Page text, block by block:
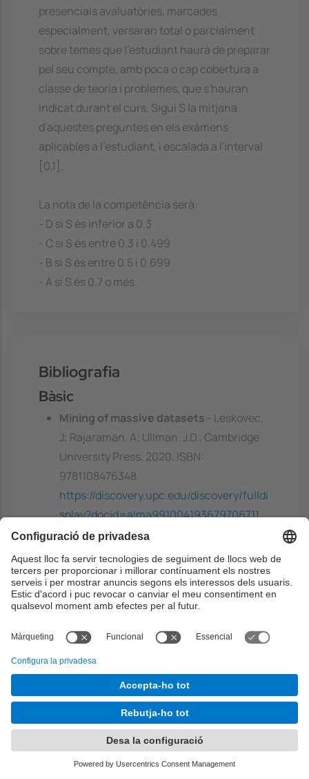
presencials avaluatòries, marcades
especialment, versaran total o parcialment
sobre temes que l'estudiant haurà de preparar
pel seu compte, amb poca o cap cobertura a
classe de teoria i problemes, que s'hauran
indicat durant el curs. Sigui S la mitjana
d'aquestes preguntes en els exàmens
aplicables a l'estudiant, i escalada a l'interval
[0,1].
La nota de la competència serà:
- D si S és inferior a 0.3
- C si S és entre 0.3 i 0.499
- B si S és entre 0.5 i 0.699
- A si S és 0.7 o més.
Bibliografia
Bàsic
Mining of massive datasets
- Leskovec,
J; Rajaraman, A; Ullman, J.D., Cambridge
University Press, 2020. ISBN:
9781108476348
https://discovery.upc.edu/discovery/fulldi
splay?docid=alma991004193679706711
Modern information retrieval: the
concepts and technology behind
search- Baeza-Yates, R.; Ribeiro-Neto, B,
Addison-Wesley / Pearson, 2011 . ISBN:
9780321416919
https://discovery.upc.edu/permalink/34C
6711
Complementari
Introduction to information retrieval
Manning, C.D.; Raghavan, P; Schütze, H,
Cambridge University Press, 2008. ISBN: